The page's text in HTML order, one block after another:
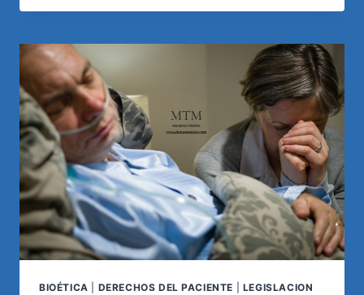
ANTICIPADAS
CÓRDOBA:
REGISTRO
Y
VALIDEZ
LEGAL
BIOÉTICA DERECHOS DEL PACIENTE
LEGISLACION